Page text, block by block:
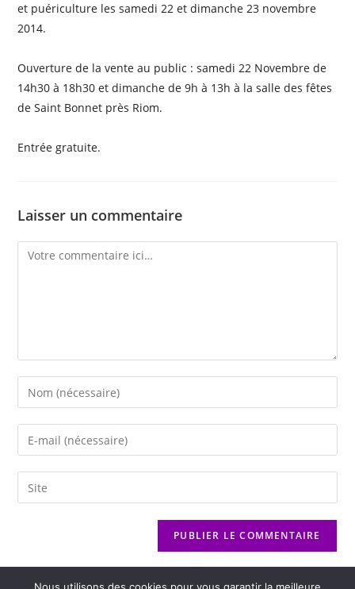
et puériculture les samedi 22 et dimanche 23 novembre
2014.
Ouverture de la vente au public : samedi 22 Novembre de
14h30 à 18h30 et dimanche de 9h à 13h à la salle des fêtes
de Saint Bonnet près Riom.
Entrée gratuite.
Laisser un commentaire